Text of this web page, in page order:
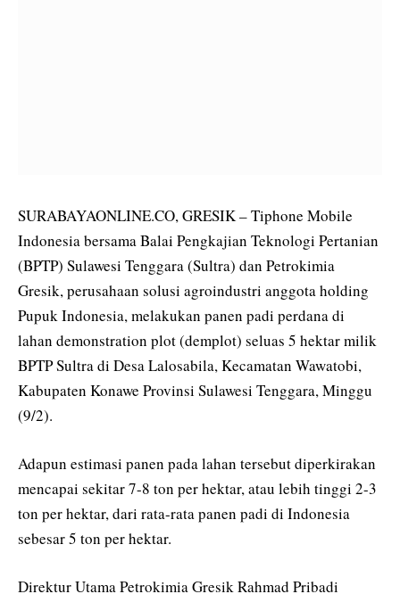
SURABAYAONLINE.CO, GRESIK – Tiphone Mobile
Indonesia bersama Balai Pengkajian Teknologi Pertanian
(BPTP) Sulawesi Tenggara (Sultra) dan Petrokimia
Gresik, perusahaan solusi agroindustri anggota holding
Pupuk Indonesia, melakukan panen padi perdana di
lahan demonstration plot (demplot) seluas 5 hektar milik
BPTP Sultra di Desa Lalosabila, Kecamatan Wawatobi,
Kabupaten Konawe Provinsi Sulawesi Tenggara, Minggu
(9/2).
Adapun estimasi panen pada lahan tersebut diperkirakan
mencapai sekitar 7-8 ton per hektar, atau lebih tinggi 2-3
ton per hektar, dari rata-rata panen padi di Indonesia
sebesar 5 ton per hektar.
Direktur Utama Petrokimia Gresik Rahmad Pribadi